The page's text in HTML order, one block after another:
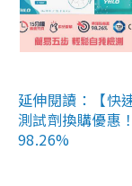
延伸閱讀：【快
測試劑換購優惠
98.26%